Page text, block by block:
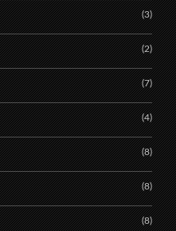
(3)
(2)
(7)
(4)
(8)
(8)
(8)